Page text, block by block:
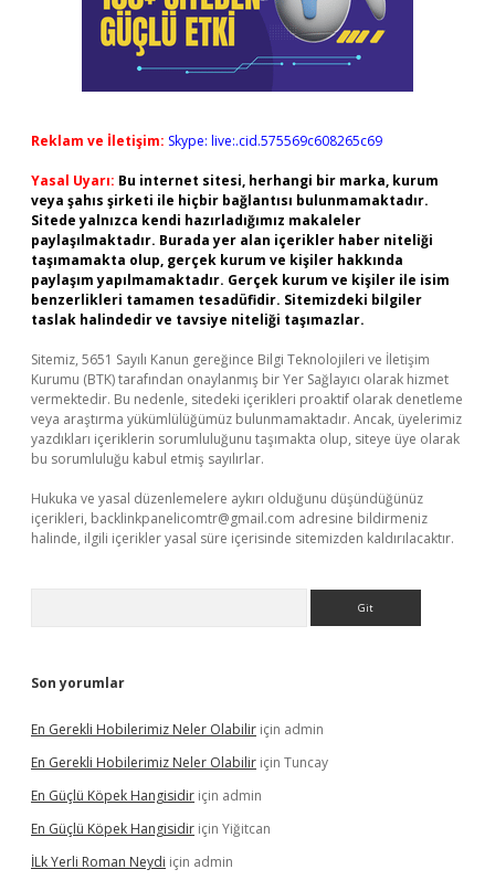
Reklam ve İletişim: Skype: live:.cid.575569c608265c69
Yasal Uyarı: Bu internet sitesi, herhangi bir marka, kurum
veya şahıs şirketi ile hiçbir bağlantısı bulunmamaktadır.
Sitede yalnızca kendi hazırladığımız makaleler
paylaşılmaktadır. Burada yer alan içerikler haber niteliği
taşımamakta olup, gerçek kurum ve kişiler hakkında
paylaşım yapılmamaktadır. Gerçek kurum ve kişiler ile isim
benzerlikleri tamamen tesadüfidir. Sitemizdeki bilgiler
taslak halindedir ve tavsiye niteliği taşımazlar.
Sitemiz, 5651 Sayılı Kanun gereğince Bilgi Teknolojileri ve İletişim
Kurumu (BTK) tarafından onaylanmış bir Yer Sağlayıcı olarak hizmet
vermektedir. Bu nedenle, sitedeki içerikleri proaktif olarak denetleme
veya araştırma yükümlülüğümüz bulunmamaktadır. Ancak, üyelerimiz
yazdıkları içeriklerin sorumluluğunu taşımakta olup, siteye üye olarak
bu sorumluluğu kabul etmiş sayılırlar.
Hukuka ve yasal düzenlemelere aykırı olduğunu düşündüğünüz
içerikleri, backlinkpanelicomtr@gmail.com adresine bildirmeniz
halinde, ilgili içerikler yasal süre içerisinde sitemizden kaldırılacaktır.
Son yorumlar
En Gerekli Hobilerimiz Neler Olabilir için admin
En Gerekli Hobilerimiz Neler Olabilir için Tuncay
En Güçlü Köpek Hangisidir için admin
En Güçlü Köpek Hangisidir için Yiğitcan
İLk Yerli Roman Neydi için admin